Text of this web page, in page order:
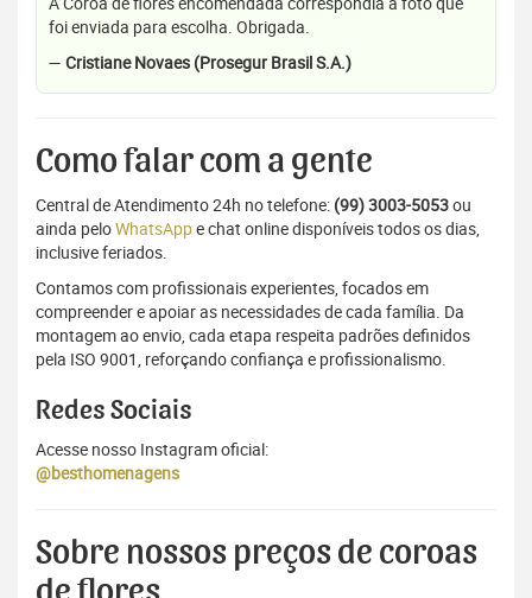
foi enviada para escolha. Obrigada.
— Cristiane Novaes (Prosegur Brasil S.A.)
Como falar com a gente
Central de Atendimento 24h no telefone: (99) 3003-5053ou
ainda peloWhatsAppe chat online disponíveis todos os dias,
inclusive feriados.
Contamos com profissionais experientes, focados em
compreender e apoiar as necessidades de cada família. Da
montagem ao envio, cada etapa respeita padrões definidos
pela ISO 9001, reforçando confiança e profissionalismo.
Redes Sociais
Acesse nosso Instagram oficial:
@besthomenagens
Sobre nossos preços de coroas